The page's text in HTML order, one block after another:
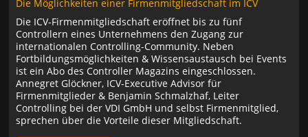
Die Möglichkeiten einer Firmenmitgliedschaft im ICV
Die ICV-Firmenmitgliedschaft eröffnet bis zu fünf
Controllern eines Unternehmens den Zugang zur
internationalen Controlling-Community. Neben
Fortbildungsmöglichkeiten & Wissensaustausch bei Events
ist ein Abo des Controller Magazins eingeschlossen.
Annegret Glöckner, ICV-Executive Advisor für
Firmenmitglieder & Benjamin Schmalzhaf, Leiter
Controlling bei der VDI GmbH und selbst Firmenmitglied,
sprechen über die Vorteile dieser Mitgliedschaft.